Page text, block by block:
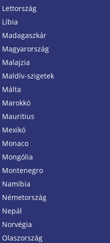
Lettország
Líbia
Madagaszkár
Magyarország
Malajzia
Maldív-szigetek
Málta
Marokkó
Mauritius
Mexikó
Monaco
Mongólia
Montenegro
Namíbia
Németország
Nepál
Norvégia
Olaszország